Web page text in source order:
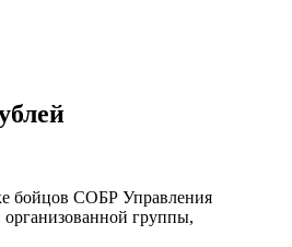
бойцов СОБР Управления
группы,